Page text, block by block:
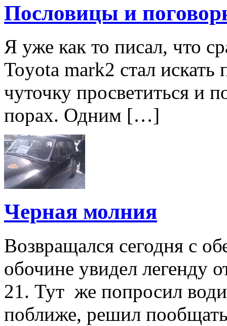
Пословицы и
Я уже как то писал, что
Toyota mark2 стал
чуточку просветиться и
порах. Одним […]
Черная молния
Возвращался сегодня с
обочине увидел легенду
21. Тут же попросил
поближе, решил